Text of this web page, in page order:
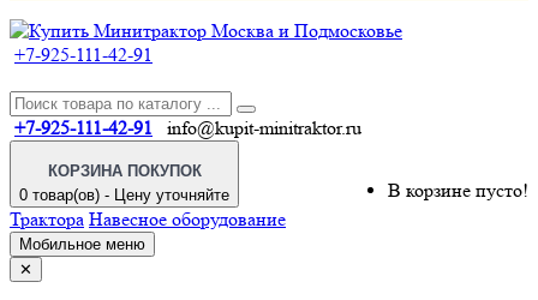
+7-925-111-42-91
+7-925-111-42-91 info@kupit-minitraktor.ru
КОРЗИНА ПОКУПОК
0 товар(ов) - Цену уточняйте
В корзине пусто!
Трактора Навесное оборудование
Мобильное меню
✕